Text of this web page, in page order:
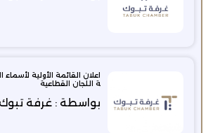
اعلان القائمة الأولية
ة اللجان القطاعية
بواسطة : غرفة تبوك